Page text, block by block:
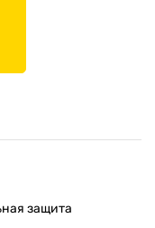
защита